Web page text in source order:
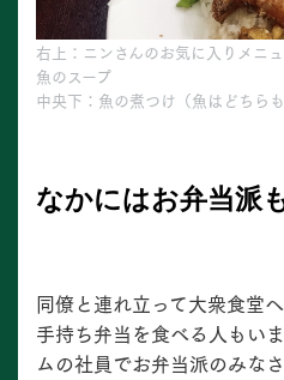
右上：ニンさんのお気に入りメニ
魚のスープ
中央下：魚の煮つけ（魚はどちらも
なかにはお弁当派
同僚と連れ立って大衆食堂
手持ち弁当を食べる人もい
ムの社員でお弁当派のみな